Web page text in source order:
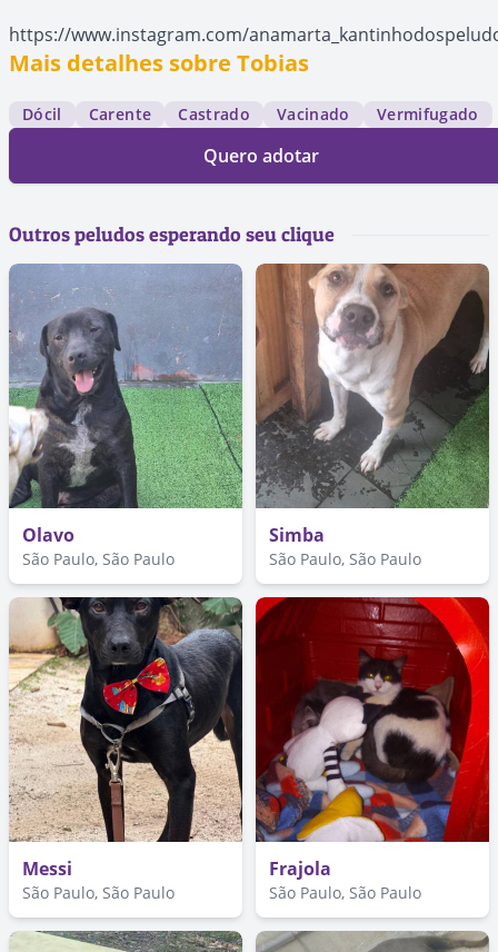
https://www.instagram.com/
Mais detalhes sobre Tobias
Dócil Carente Castrado Vacinado Vermifugado
Quero adotar
Outros peludos esperando seu clique
Olavo
São Paulo, São Paulo
Simba
São Paulo, São Paulo
Messi
São Paulo, São Paulo
Frajola
São Paulo, São Paulo